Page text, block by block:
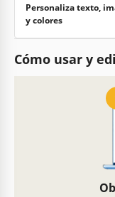
Personaliza texto,
y colores
Cómo usar y